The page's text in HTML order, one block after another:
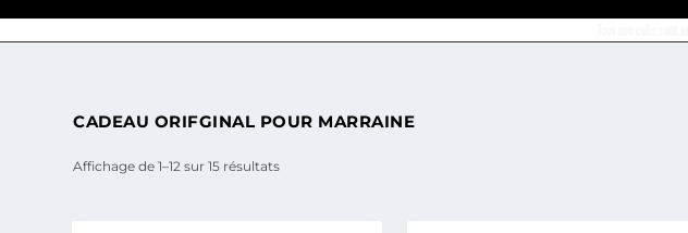
CADEAU ORIFGINAL POUR MARRAINE
Affichage de 1–12 sur 15 résultats